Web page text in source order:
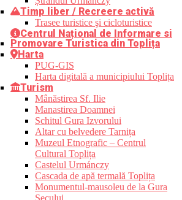
Timp liber / Recreere activă
Trasee turistice şi cicloturistice
Centrul Național de Informare si
Promovare Turistica din Toplița
Harta
PUG-GIS
Harta digitală a municipiului Toplița
Turism
Mânăstirea Sf. Ilie
Manastirea Doamnei
Schitul Gura Izvorului
Altar cu belvedere Tarnița
Muzeul Etnografic – Centrul
Cultural Toplița
Castelul Urmánczy
Cascada de apă termală Toplița
Monumentul-mausoleu de la Gura
Secului